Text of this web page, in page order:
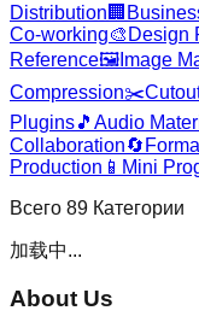
Distribution 🏢
Co-working🎨 Design
Reference🖼️ Image
Compression✂️
Plugins🎵 Audio
Collaboration🔄
Production 📱 Mini
Всего 89 Категории
加载中...
About Us